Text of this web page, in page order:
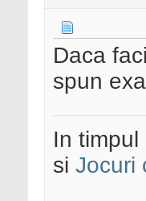
Daca
spun
In timpul
si Jocuri